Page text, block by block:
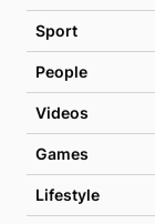
Sport
People
Videos
Games
Lifestyle